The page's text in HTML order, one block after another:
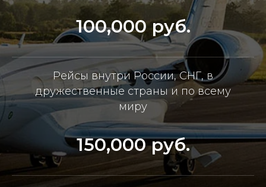
100,000 руб.
Рейсы внутри России, СНГ, в
дружественные страны и по всему
миру
150,000 руб.